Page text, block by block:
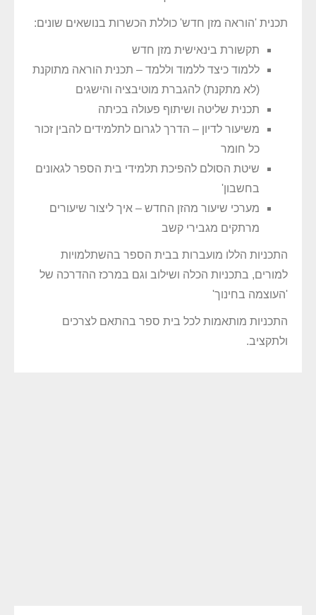
תכנית 'הוראה מזן חדש' כוללת הכשרות בנושאים שונים:
תקשורת בינאישית מזן חדש
ללמוד כיצד ללמוד וללמד – תכנית הוראה מתוקנת
(לא מתקנת) להגברת מוטיבציה והישגים
תכנית שליטה ושיתוף פעולה בכיתה
משיעור לדיון – הדרך לגרום לתלמידים להבין זכור
כל חומר
שיטת הסולם להפיכת תלמידי בית הספר לגאונים
בחשבון'
מערכי שיעור מהזן החדש – איך ליצור שיעורים
מרתקים מגבירי קשב
התכניות הללו מועברות בבית הספר בהשתלמויות
למורים, בתכניות הכלה ושילוב וגם במרכז ההדרכה של
'העוצמה בחינוך'
התכניות מותאמות לכל בית ספר בהתאם לצרכים
ולתקציב.